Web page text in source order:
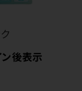
後表示